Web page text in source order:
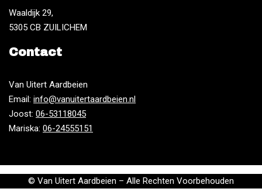
Waaldijk 29,
5305 CB ZUILICHEM
Contact
Van Uitert Aardbeien
Email: info@vanuitertaardbeien.nl
Joost: 06-53118045
Mariska: 06-24555151
© Van Uitert Aardbeien – Alle Rechten Voorbehouden